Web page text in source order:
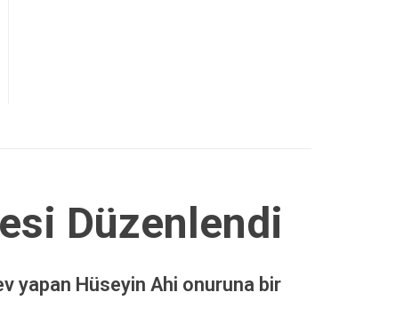
Düzenlendi
yapan Hüseyin Ahi onuruna bir